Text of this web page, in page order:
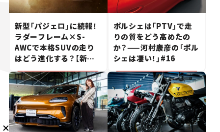
新型「パジェロ」に続報！
ラダーフレーム×S-
AWCで本格SUVの走り
はどう進化する？【新車
ニュース】
ポルシェは「PTV」で走
りの質をどう高めたの
か？——河村康彦の「ポル
シェは凄い！」#16
KURU KURAについて広告掲載 プライバシーポリシー 採用情報
FAQ
follow us